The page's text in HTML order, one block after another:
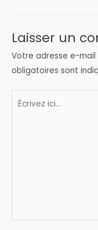
Laisser un
Votre adresse e-mail
obligatoires sont
Écrivez